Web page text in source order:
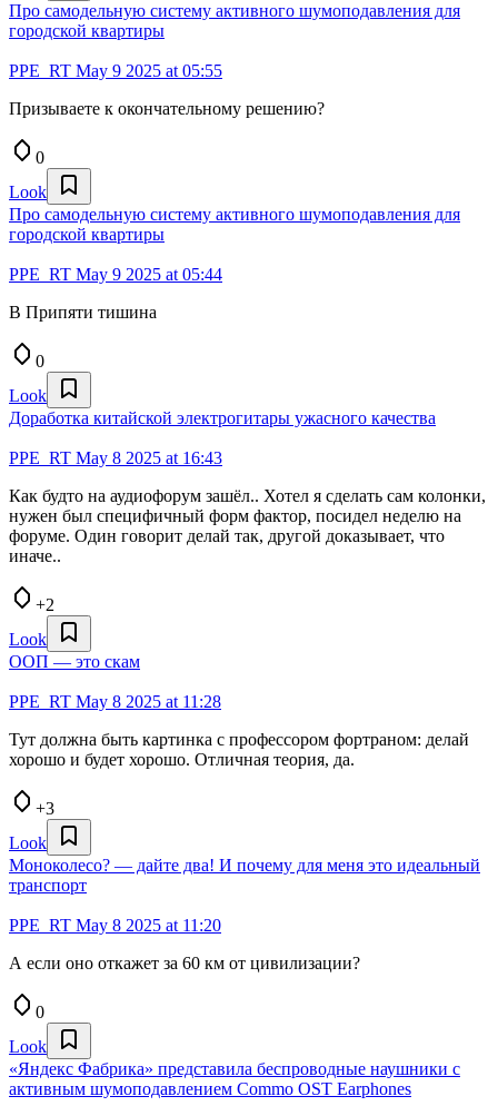
Про самодельную систему активного шумоподавления для
городской квартиры
PPE_RT May 9 2025 at 05:55
Призываете к окончательному решению?
0
Look
Про самодельную систему активного шумоподавления для
городской квартиры
PPE_RT May 9 2025 at 05:44
В Припяти тишина
0
Look
Доработка китайской электрогитары ужасного качества
PPE_RT May 8 2025 at 16:43
Как будто на аудиофорум зашёл.. Хотел я сделать сам колонки,
нужен был специфичный форм фактор, посидел неделю на
форуме. Один говорит делай так, другой доказывает, что
иначе..
+2
Look
ООП — это скам
PPE_RT May 8 2025 at 11:28
Тут должна быть картинка с профессором фортраном: делай
хорошо и будет хорошо. Отличная теория, да.
+3
Look
Моноколесо? — дайте два! И почему для меня это идеальный
транспорт
PPE_RT May 8 2025 at 11:20
А если оно откажет за 60 км от цивилизации?
0
Look
«Яндекс Фабрика» представила беспроводные наушники с
активным шумоподавлением Commo OST Earphones